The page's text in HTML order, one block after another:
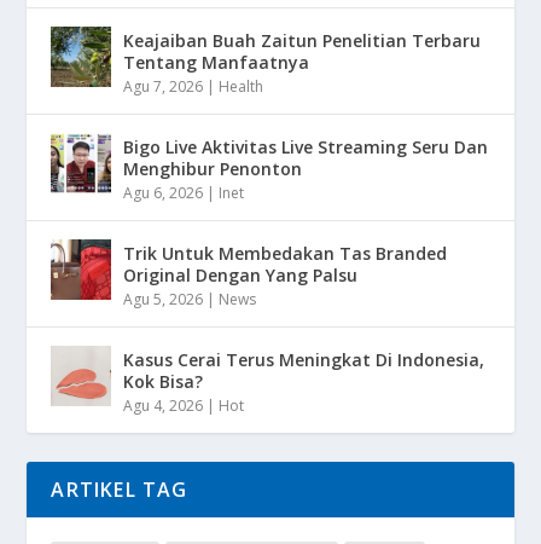
Keajaiban Buah Zaitun Penelitian Terbaru
Tentang Manfaatnya
Agu 7, 2026 | Health
Bigo Live Aktivitas Live Streaming Seru Dan
Menghibur Penonton
Agu 6, 2026 | Inet
Trik Untuk Membedakan Tas Branded
Original Dengan Yang Palsu
Agu 5, 2026 | News
Kasus Cerai Terus Meningkat Di Indonesia,
Kok Bisa?
Agu 4, 2026 | Hot
ARTIKEL TAG